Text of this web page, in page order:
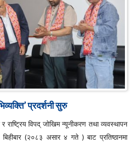
प्रदर्शनी सुरु
र राष्ट्रिय विपद् जोखिम न्यूनीकरण तथा व्यवस्थापन
(२०८३ असार ४ गते ) बाट प्रतिष्ठानमा